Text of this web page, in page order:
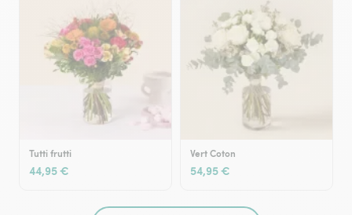
Tutti frutti
44,95 €
Vert Coton
54,95 €